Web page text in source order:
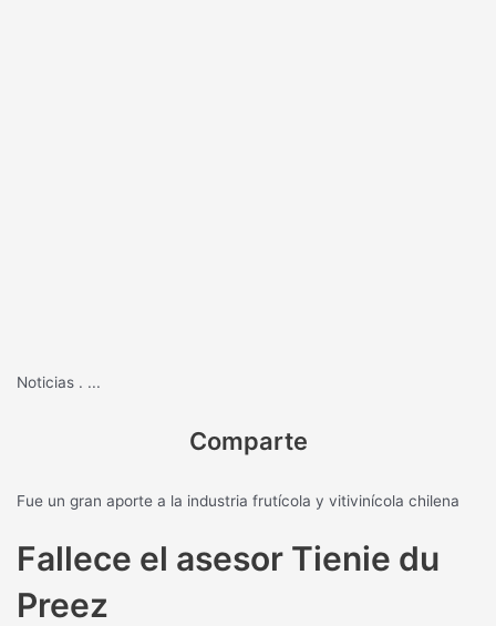
Noticias . ...
Comparte
Fue un gran aporte a la industria frutícola y vitivinícola chilena
Fallece el asesor Tienie du
Preez